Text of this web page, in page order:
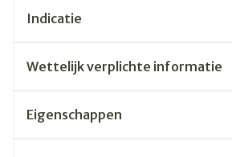
Indicatie
Wettelijk verplichte informatie
Eigenschappen